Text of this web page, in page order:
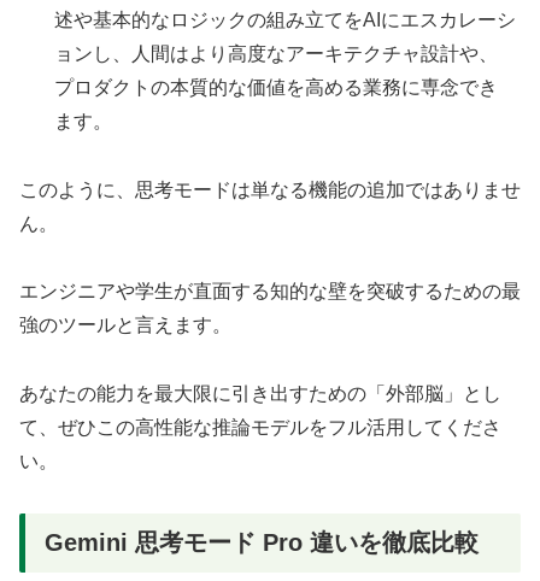
述や基本的なロジックの組み立てをAIにエスカレーシ
ョンし、人間はより高度なアーキテクチャ設計や、
プロダクトの本質的な価値を高める業務に専念でき
ます。
このように、思考モードは単なる機能の追加ではありませ
ん。
エンジニアや学生が直面する知的な壁を突破するための最
強のツールと言えます。
あなたの能力を最大限に引き出すための「外部脳」とし
て、ぜひこの高性能な推論モデルをフル活用してくださ
い。
Gemini 思考モード Pro 違いを徹底比較